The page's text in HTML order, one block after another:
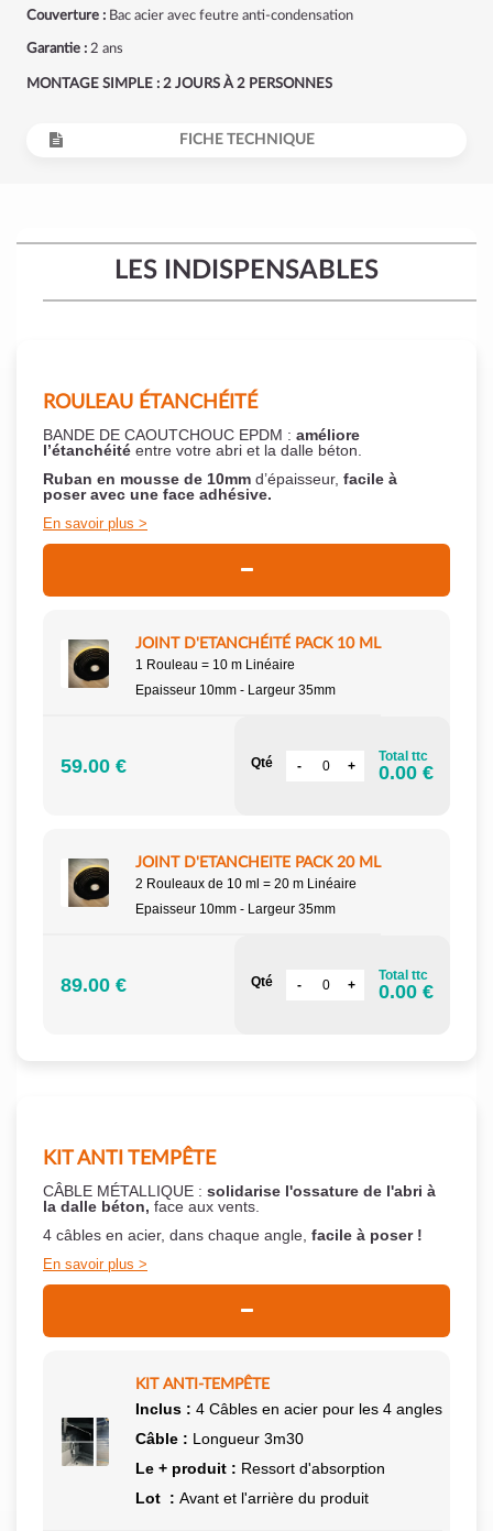
Couverture : Bac acier avec feutre anti-condensation
Garantie : 2 ans
MONTAGE SIMPLE : 2 JOURS À 2 PERSONNES
FICHE TECHNIQUE
LES INDISPENSABLES
ROULEAU ÉTANCHÉITÉ
BANDE DE CAOUTCHOUC EPDM : améliore
l’étanchéité entre votre abri et la dalle béton.
Ruban en mousse de 10mm d’épaisseur, facile à
poser avec une face adhésive.
En savoir plus
JOINT D'ETANCHÉITÉ PACK 10 ML
1 Rouleau = 10 m Linéaire
Epaisseur 10mm - Largeur 35mm
59.00 € Qté Total ttc
0.00 €
JOINT D'ETANCHEITE PACK 20 ML
2 Rouleaux de 10 ml = 20 m Linéaire
Epaisseur 10mm - Largeur 35mm
89.00 € Qté Total ttc
0.00 €
KIT ANTI TEMPÊTE
CÂBLE MÉTALLIQUE : solidarise l'ossature de l'abri à
la dalle béton, face aux vents.
4 câbles en acier, dans chaque angle, facile à poser !
En savoir plus
KIT ANTI-TEMPÊTE
Inclus : 4 Câbles en acier pour les 4 angles
Câble : Longueur 3m30
Le + produit : Ressort d'absorption
Lot : Avant et l'arrière du produit